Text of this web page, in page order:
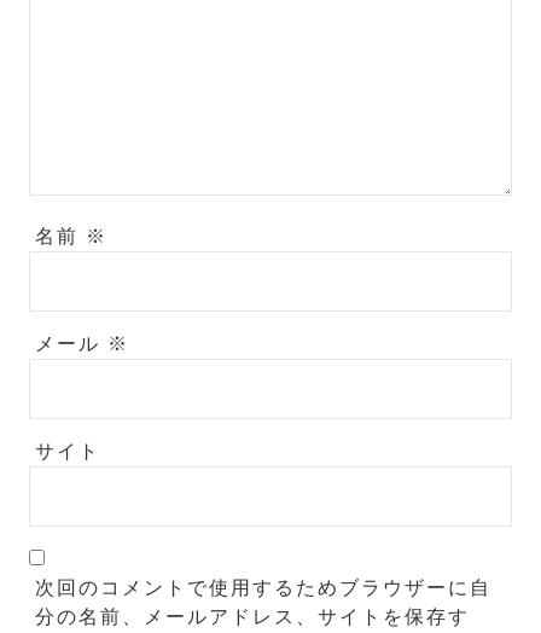
名前 ※
メール ※
サイト
次回のコメントで使用するためブラウザーに自
分の名前、メールアドレス、サイトを保存す